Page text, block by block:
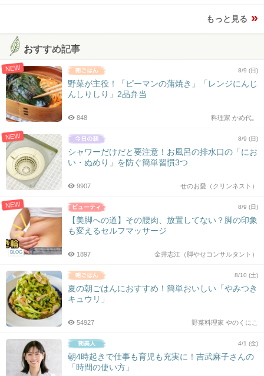
もっと見る
おすすめ記事
NEW 8/9 (日)
野菜が主役！「ピーマンの蒲焼き」「レンジにんじ
んしりしり」2品弁当
料理家 かめ代。
848
NEW 8/9 (日)
シャワーだけだと要注意！お風呂の排水口の「にお
い・ぬめり」を防ぐ簡単習慣3つ
せのお愛（クリンネスト）
9907
NEW
BLOG
8/9 (日)
【美脚への道】その腰肉、放置してない？脚の印象
も変えるセルフマッサージ
金井志江（脚やせコンサルタント）
1897
8/10 (土)
夏の朝ごはんにおすすめ！簡単おいしい「やみつき
キュウリ」
野菜料理家 やのくにこ
54927
4/1 (金)
朝4時起きで仕事も育児も充実に！吉武麻子さんの
「時間の使い方」